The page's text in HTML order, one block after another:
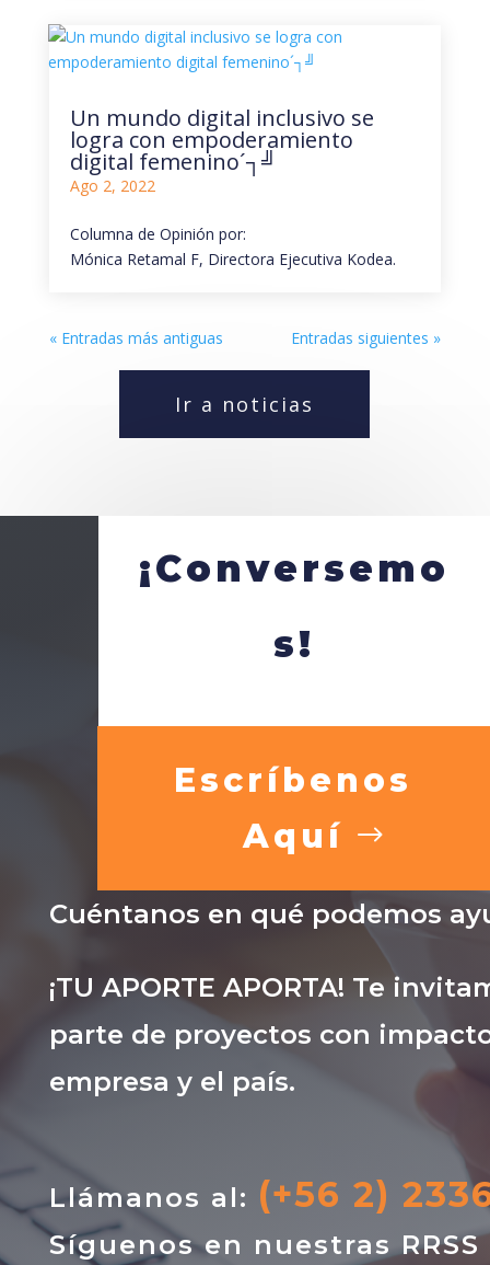
Un mundo digital inclusivo se
logra con empoderamiento
digital femenino´┐╝
Ago 2, 2022
Columna de Opinión por:
Mónica Retamal F, Directora Ejecutiva Kodea.
« Entradas más antiguas Entradas siguientes »
Ir a noticias
¡Conversemo
s!
Escríbenos
Aquí
Cuéntanos en qué podemos
¡TU APORTE APORTA! Te
parte de proyectos con
empresa y el país.
Llámanos al: (+56 2)
Síguenos en nuestras RRSS